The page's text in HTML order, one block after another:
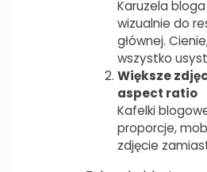
Karuzela
wizualnie do
głównej.
wszystko
Większe
aspect ratio
Kafelki
proporcje,
zdjęcie